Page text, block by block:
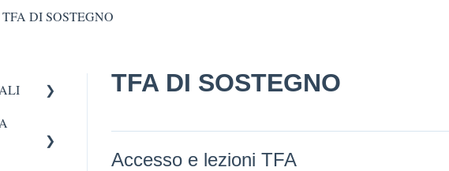
TFA DI SOSTEGNO
TFA DI SOSTEGNO
Accesso e lezioni TFA
e